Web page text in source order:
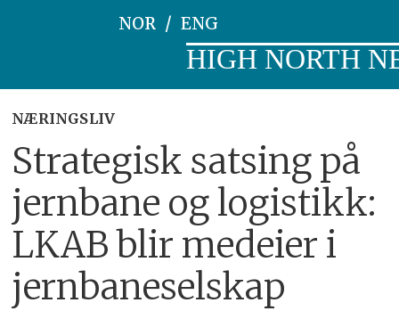
NOR ENG
HIGH NORTH
NÆRINGSLIV
Strategisk satsing på
jernbane og logistikk:
LKAB blir medeier i
jernbaneselskap